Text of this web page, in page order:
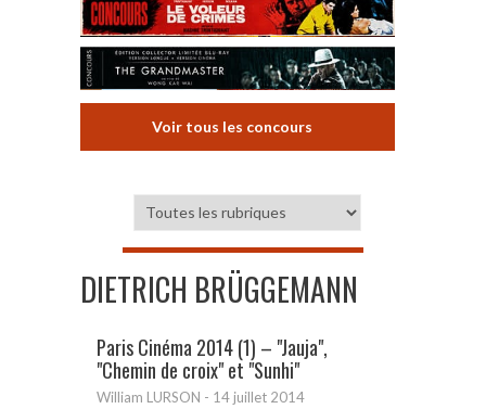
Voir tous les concours
DIETRICH BRÜGGEMANN
Paris Cinéma 2014 (1) – "Jauja",
"Chemin de croix" et "Sunhi"
William LURSON - 14 juillet 2014